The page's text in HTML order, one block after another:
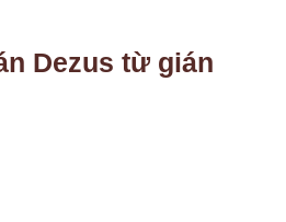
Dezus từ gián